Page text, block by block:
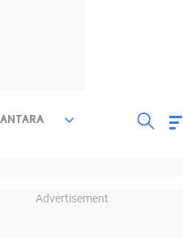
Advertisement